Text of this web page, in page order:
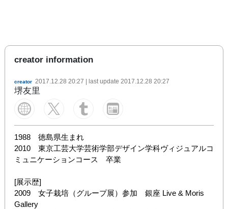
creator information
creator 2017.12.28 20:27 | last update 2017.12.28 20:27
堺友里
1988　徳島県生まれ
2010　東京工芸大学芸術学部デザイン学科ヴィジュアルコ
ミュニケーションコース　卒業
[展示歴]
2009　女子栽培（グループ展）参加　銀座 Live & Moris
Gallery